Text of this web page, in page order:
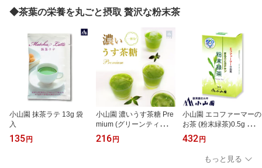
◆茶葉の栄養を丸ごと摂取 贅沢な粉末茶
小山園 抹茶ラテ 13g 袋
入
135 円
小山園 濃いうす茶糖 Pre
mium (グリーンティー) 1
3g 袋入【包装・のし紙
対応不可】高級抹茶を贅
216 円
小山園 エコファーマーの
お茶 (粉末緑茶)0.5g ステ
ィック 15本 箱入 静岡富
士のこだわり栽培茶は自
前の堆肥工場から十分な
栄養を茶園に与え、害虫
432 円
もっと見る